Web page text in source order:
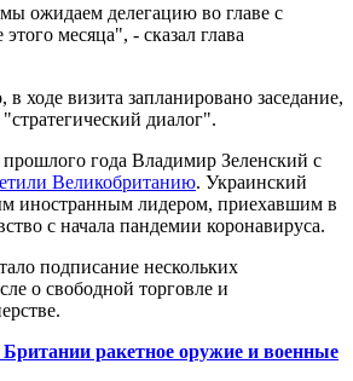
ожидаем делегацию во главе с
месяца", - сказал глава
ходе визита запланировано заседание,
диалог".
года Владимир Зеленский с
Великобританию. Украинский
иностранным лидером, приехавшим в
с начала пандемии коронавируса.
подписание нескольких
о свободной торговле и
ракетное оружие и военные